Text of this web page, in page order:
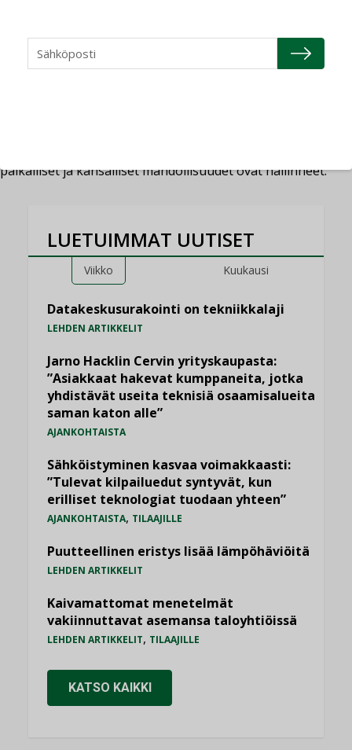
piritta.porthan9.2.20239.2.2023Lehden artikkelitFitfor55
paikalliset ja kansalliset mahdollisuudet ovat hallinneet.
LUETUIMMAT UUTISET
Viikko Kuukausi
Datakeskusurakointi on tekniikkalaji
LEHDEN ARTIKKELIT
Jarno Hacklin Cervin yrityskaupasta:
”Asiakkaat hakevat kumppaneita, jotka
yhdistävät useita teknisiä osaamisalueita
saman katon alle”
AJANKOHTAISTA
Sähköistyminen kasvaa voimakkaasti:
”Tulevat kilpailuedut syntyvät, kun
erilliset teknologiat tuodaan yhteen”
AJANKOHTAISTA, TILAAJILLE
Puutteellinen eristys lisää lämpöhäviöitä
LEHDEN ARTIKKELIT
Kaivamattomat menetelmät
vakiinnuttavat asemansa taloyhtiöissä
LEHDEN ARTIKKELIT, TILAAJILLE
KATSO KAIKKI